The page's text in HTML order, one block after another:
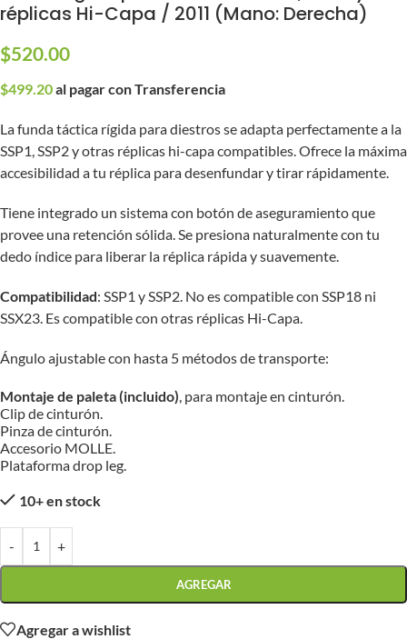
réplicas Hi-Capa / 2011 (Mano: Derecha)
$520.00
$499.20al pagar con Transferencia
La funda táctica rígida para diestros se adapta perfectamente a la
SSP1, SSP2 y otras réplicas hi-capa compatibles. Ofrece la máxima
accesibilidad a tu réplica para desenfundar y tirar rápidamente.
Tiene integrado un sistema con botón de aseguramiento que
provee una retención sólida. Se presiona naturalmente con tu
dedo índice para liberar la réplica rápida y suavemente.
Compatibilidad: SSP1 y SSP2. No es compatible con SSP18 ni
SSX23. Es compatible con otras réplicas Hi-Capa.
Ángulo ajustable con hasta 5 métodos de transporte:
Montaje de paleta (incluido), para montaje en cinturón.
Clip de cinturón.
Pinza de cinturón.
Accesorio MOLLE.
Plataforma drop leg.
10+ en stock
- +
AGREGAR
Agregar a wishlist